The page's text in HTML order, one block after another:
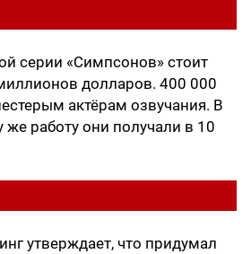
серии «Симпсонов» стоит
долларов. 400 000
актёрам озвучания. В
же работу они получали в 10
утверждает, что придумал